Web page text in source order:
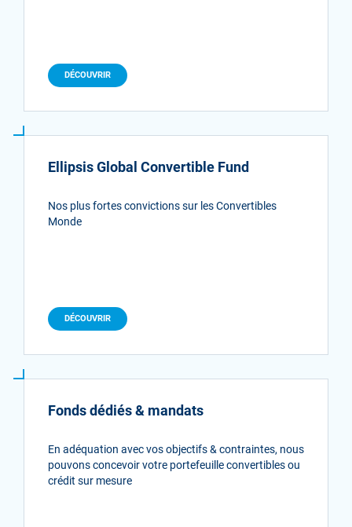
DÉCOUVRIR
Ellipsis Global Convertible Fund
Nos plus fortes convictions sur les Convertibles
Monde
DÉCOUVRIR
Fonds dédiés & mandats
En adéquation avec vos objectifs & contraintes, nous
pouvons concevoir votre portefeuille convertibles ou
crédit sur mesure